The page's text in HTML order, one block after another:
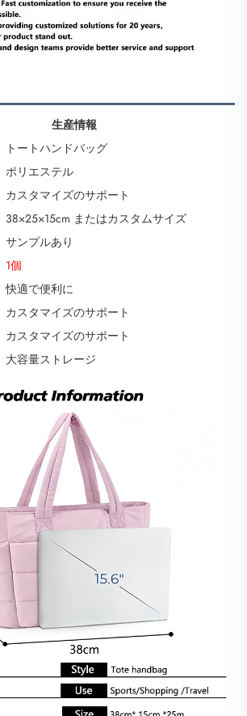
生産情報
トートハンドバッグ
ポリエステル
カスタマイズのサポート
38×25×15cm またはカスタムサイズ
サンプルあり
1個
快適で便利に
カスタマイズのサポート
カスタマイズのサポート
大容量ストレージ